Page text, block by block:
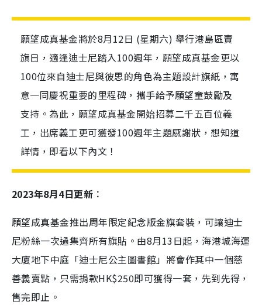
願望成真基金將於8月12日 (星期六) 舉行港島區賣
旗日，適逢迪士尼踏入100週年，願望成真基金更以
100位來自迪士尼與彼思的角色為主題設計旗紙，寓
意一同慶祝重要的里程碑，攜手給予願望童鼓勵及
支持。為此，願望成真基金開始招募二千五百位義
工，出席義工更可獲發100週年主題感謝狀，想知道
詳情，即看以下內文！
2023年8月4日更新︰
願望成真基金推出周年限定紀念版金旗套裝，可讓迪士
尼粉絲一次過集齊所有旗貼。由8月13日起，海港城海運
大廈地下中庭「迪士尼公主圖書館」將會作其中一個慈
善義賣點，只需捐款HK$250即可獲得一套，先到先得，
售完即止。